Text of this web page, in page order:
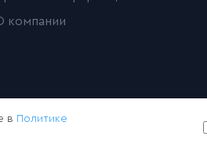
компании
в Политике